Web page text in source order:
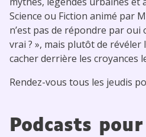
Science ou Fiction animé par
n’est pas de répondre par oui
vrai ? », mais plutôt de
cacher derrière les croyances
Rendez-vous tous les jeudis
Podcasts